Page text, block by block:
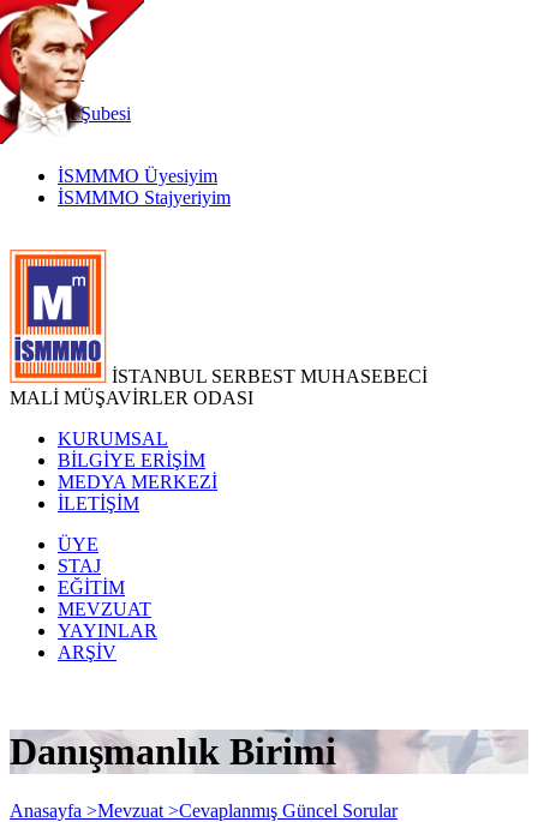
TR
|
EN
İnternetŞubesi
İSMMMO Üyesiyim
İSMMMO Stajyeriyim
İSTANBUL SERBEST MUHASEBECİ
MALİ MÜŞAVİRLER ODASI
KURUMSAL
BİLGİYE ERİŞİM
MEDYA MERKEZİ
İLETİŞİM
ÜYE
STAJ
EĞİTİM
MEVZUAT
YAYINLAR
ARŞİV
Danışmanlık Birimi
Anasayfa >Mevzuat >Cevaplanmış Güncel Sorular